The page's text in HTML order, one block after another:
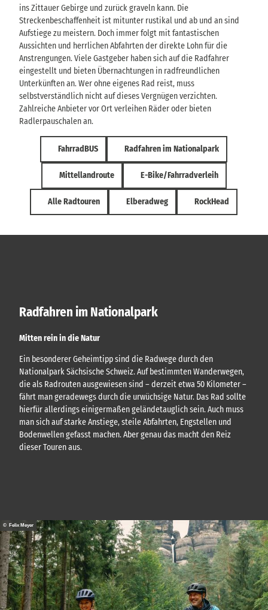
ins Zittauer Gebirge und zurück graveln kann. Die
Streckenbeschaffenheit ist mitunter rustikal und ab und an sind
Aufstiege zu meistern. Doch immer folgt mit fantastischen
Aussichten und herrlichen Abfahrten der direkte Lohn für die
Anstrengungen. Viele Gastgeber haben sich auf die Radfahrer
eingestellt und bieten Übernachtungen in radfreundlichen
Unterkünften an. Wer ohne eigenes Rad reist, muss
selbstverständlich nicht auf dieses Vergnügen verzichten.
Zahlreiche Anbieter vor Ort verleihen Räder oder bieten
Radlerpauschalen an.
FahrradBUS Radfahren im Nationalpark
Mittellandroute E-Bike/Fahrradverleih
Alle Radtouren Elberadweg RockHead
Radfahren im Nationalpark
Mitten rein in die Natur
Ein besonderer Geheimtipp sind die Radwege durch den
Nationalpark Sächsische Schweiz. Auf bestimmten Wanderwegen,
die als Radrouten ausgewiesen sind – derzeit etwa 50 Kilometer –
fährt man geradewegs durch die urwüchsige Natur. Das Rad sollte
hierfür allerdings einigermaßen geländetauglich sein. Auch muss
man sich auf starke Anstiege, steile Abfahrten, Engstellen und
Bodenwellen gefasst machen. Aber genau das macht den Reiz
dieser Touren aus.
© Felix Meyer